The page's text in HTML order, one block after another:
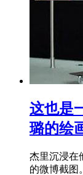
这也是
璐的绘
杰里沉浸在
的微博截图